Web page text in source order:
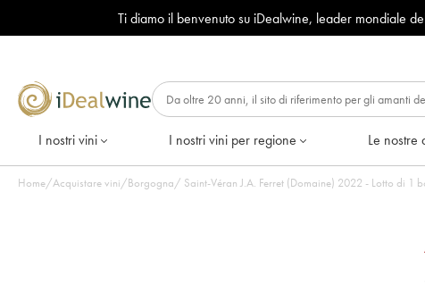
Ti diamo il benvenuto su iDealwine, leader mondiale
I nostri vini I nostri vini per regione Le nostre
Home/Acquistare vini/Borgogna/ Saint-Véran J.A. Ferret (Domaine) 2022 -